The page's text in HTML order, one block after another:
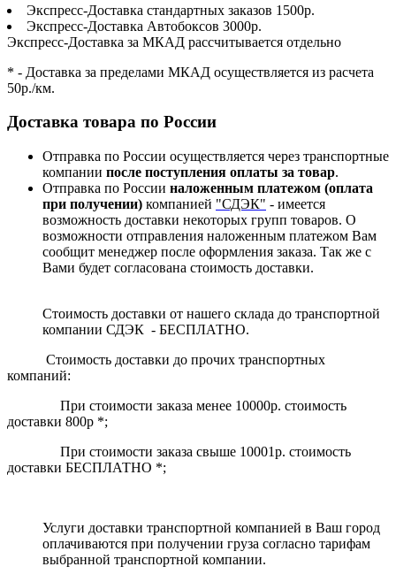
Экспресс-Доставка стандартных заказов 1500р.
Экспресс-Доставка Автобоксов 3000р.
Экспресс-Доставка за МКАД рассчитывается отдельно
* - Доставка за пределами МКАД осуществляется из расчета
50р./км.
Доставка товара по России
Отправка по России осуществляется через транспортные
компании после поступления оплаты за товар.
Отправка по России наложенным платежом (оплата
при получении) компанией "СДЭК" - имеется
возможность доставки некоторых групп товаров. О
возможности отправления наложенным платежом Вам
сообщит менеджер после оформления заказа. Так же с
Вами будет согласована стоимость доставки.
Стоимость доставки от нашего склада до транспортной
компании СДЭК - БЕСПЛАТНО.
Стоимость доставки до прочих транспортных
компаний:
При стоимости заказа менее 10000р. стоимость
доставки 800р *;
При стоимости заказа свыше 10001р. стоимость
доставки БЕСПЛАТНО *;
Услуги доставки транспортной компанией в Ваш город
оплачиваются при получении груза согласно тарифам
выбранной транспортной компании.